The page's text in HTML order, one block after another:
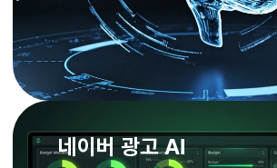
네이버 광고 AI